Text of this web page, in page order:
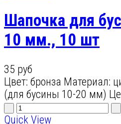
Шапочка для
10 мм., 10 шт
35 руб
Цвет: бронза Материал:
(для бусины 10-20 мм)
Quick View